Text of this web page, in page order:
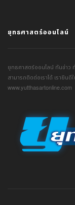
ยุทธศาสตร์ออนไลน์
ยุทธศาสตร์ออนไลน์ ทันข่าว
สามารถติดต่อเราได้ เรายิน
www.yutthasartonline.com